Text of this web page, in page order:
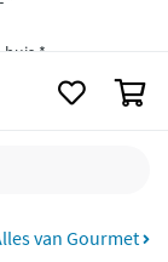
van Gourmet